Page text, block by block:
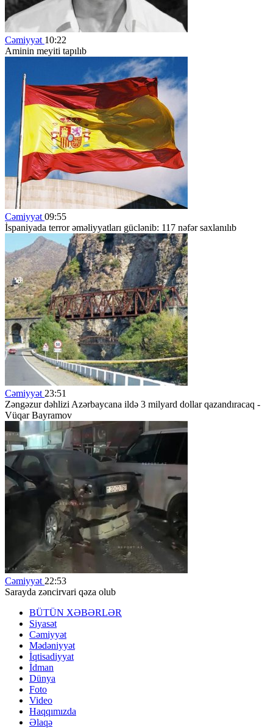
Cəmiyyət 10:22
Aminin meyiti tapılıb
Cəmiyyət 09:55
İspaniyada terror əməliyyatları güclənib: 117 nəfər saxlanılıb
Cəmiyyət 23:51
Zəngəzur dəhlizi Azərbaycana ildə 3 milyard dollar qazandıracaq -
Vüqar Bayramov
Cəmiyyət 22:53
Sarayda zəncirvari qəza olub
BÜTÜN XƏBƏRLƏR
Siyasət
Cəmiyyət
Mədəniyyət
İqtisadiyyat
İdman
Dünya
Foto
Video
Haqqımızda
Əlaqə